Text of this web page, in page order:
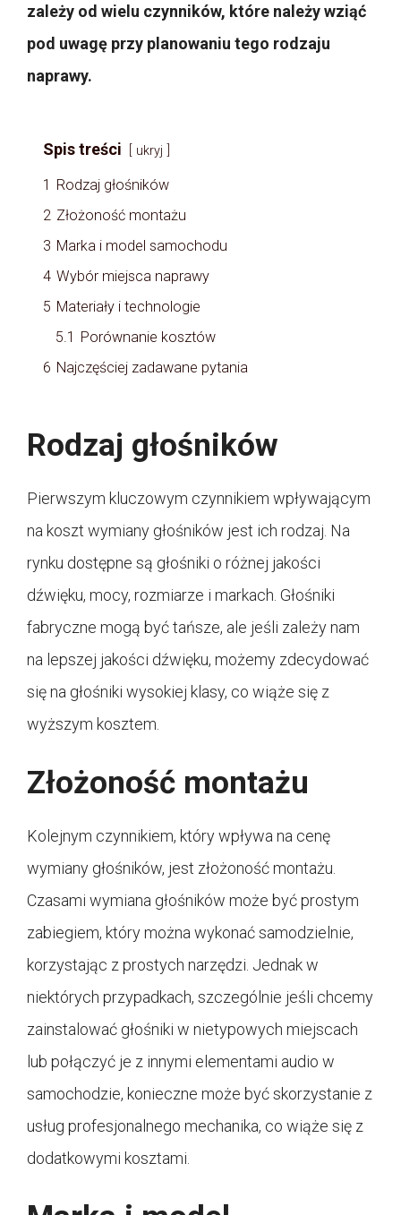
zależy od wielu czynników, które należy wziąć
pod uwagę przy planowaniu tego rodzaju
naprawy.
Spis treści ukryj
1 Rodzaj głośników
2 Złożoność montażu
3 Marka i model samochodu
4 Wybór miejsca naprawy
5 Materiały i technologie
5.1 Porównanie kosztów
6 Najczęściej zadawane pytania
Rodzaj głośników
Pierwszym kluczowym czynnikiem wpływającym
na koszt wymiany głośników jest ich rodzaj. Na
rynku dostępne są głośniki o różnej jakości
dźwięku, mocy, rozmiarze i markach. Głośniki
fabryczne mogą być tańsze, ale jeśli zależy nam
na lepszej jakości dźwięku, możemy zdecydować
się na głośniki wysokiej klasy, co wiąże się z
wyższym kosztem.
Złożoność montażu
Kolejnym czynnikiem, który wpływa na cenę
wymiany głośników, jest złożoność montażu.
Czasami wymiana głośników może być prostym
zabiegiem, który można wykonać samodzielnie,
korzystając z prostych narzędzi. Jednak w
niektórych przypadkach, szczególnie jeśli chcemy
zainstalować głośniki w nietypowych miejscach
lub połączyć je z innymi elementami audio w
samochodzie, konieczne może być skorzystanie z
usług profesjonalnego mechanika, co wiąże się z
dodatkowymi kosztami.